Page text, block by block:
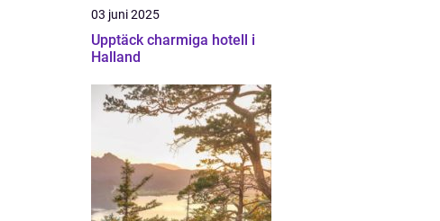
03 juni 2025
Upptäck charmiga hotell i
Halland